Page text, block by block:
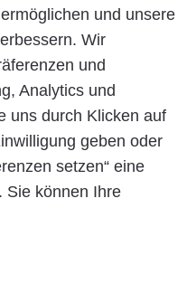
und unsere
Wir
und
Analytics und
uns durch Klicken auf
geben oder
setzen“ eine
Sie können Ihre